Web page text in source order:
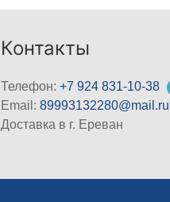
Контакты
Телефон:+7 924 831-10-38
Email:89993132280@mail.ru
Доставка в г. Ереван